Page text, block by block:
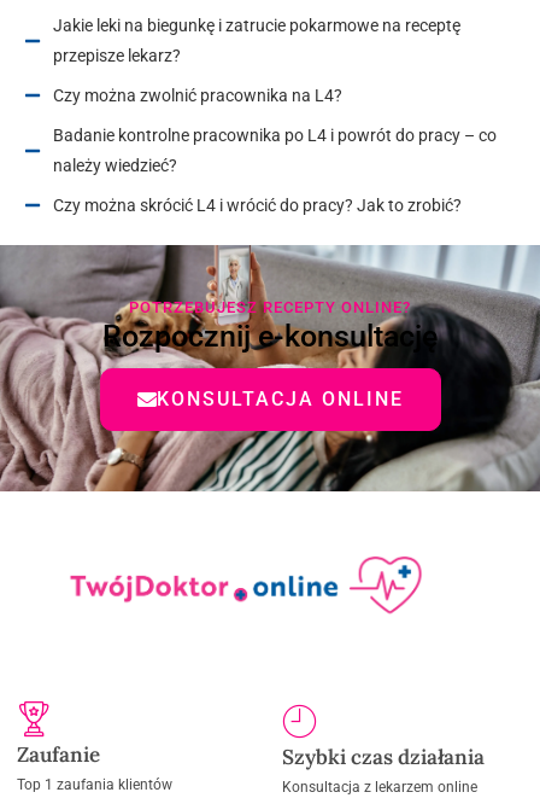
Jakie leki na biegunkę i zatrucie pokarmowe na receptę
przepisze lekarz?
Czy można zwolnić pracownika na L4?
Badanie kontrolne pracownika po L4 i powrót do pracy – co
należy wiedzieć?
Czy można skrócić L4 i wrócić do pracy? Jak to zrobić?
POTRZEBUJESZ RECEPTY ONLINE?
Rozpocznij e-konsultację
KONSULTACJA ONLINE
Zaufanie
Top 1 zaufania klientów
Szybki czas działania
Konsultacja z lekarzem online